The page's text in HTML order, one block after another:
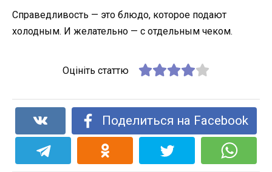
Справедливость — это блюдо, которое подают
холодным. И желательно — с отдельным чеком.
Оцініть статтю
Поделиться на Facebook